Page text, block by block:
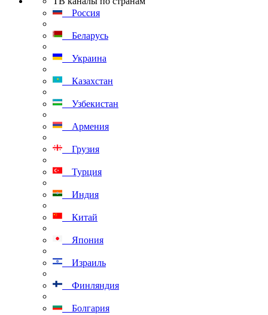
Россия
Беларусь
Украина
Казахстан
Узбекистан
Армения
Грузия
Турция
Индия
Китай
Япония
Израиль
Финляндия
Болгария